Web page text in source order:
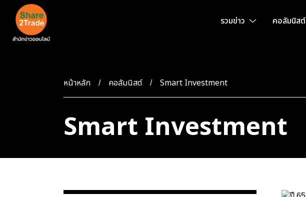
รวมข่าว คอลัมนิสต์
หน้าหลัก คอลัมนิสต์ Smart Investment
Smart Investment